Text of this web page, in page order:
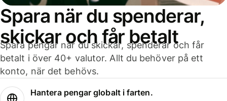
Spara när du spenderar,
skickar och får betalt
Spara pengar när du skickar, spenderar och får
betalt i över 40+ valutor. Allt du behöver på ett
konto, när det behövs.
Hantera pengar globalt i farten.